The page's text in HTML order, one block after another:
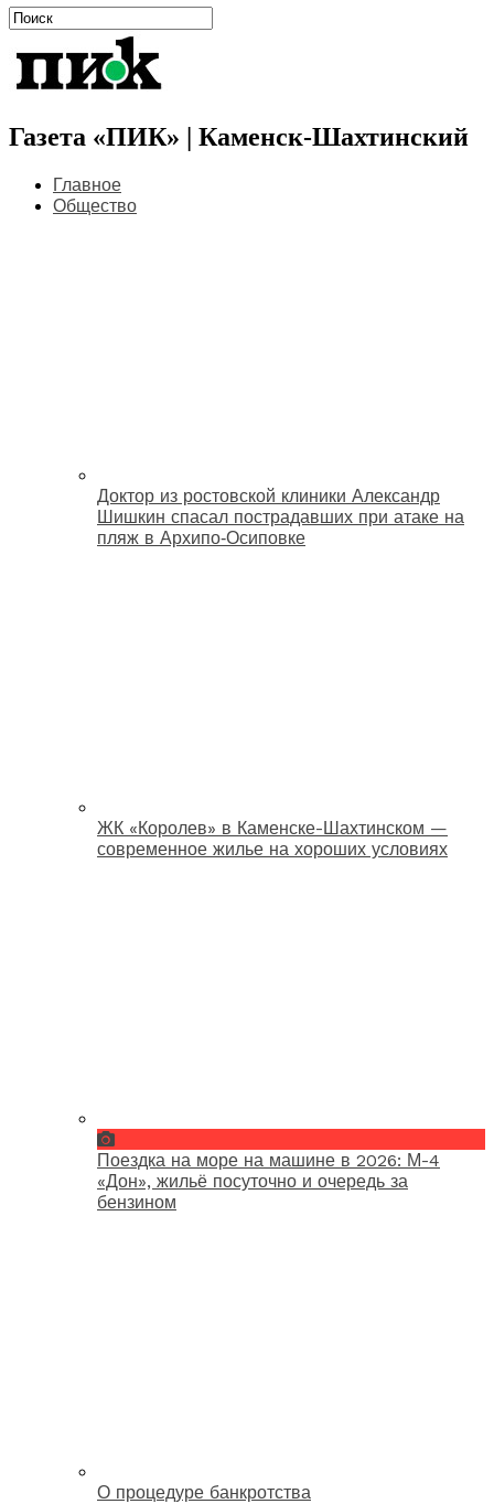
Газета «ПИК» | Каменск-Шахтинский
Главное
Общество
Доктор из ростовской клиники Александр
Шишкин спасал пострадавших при атаке на
пляж в Архипо‑Осиповке
ЖК «Королев» в Каменске-Шахтинском —
современное жилье на хороших условиях
Поездка на море на машине в 2026: М-4
«Дон», жильё посуточно и очередь за
бензином
О процедуре банкротства